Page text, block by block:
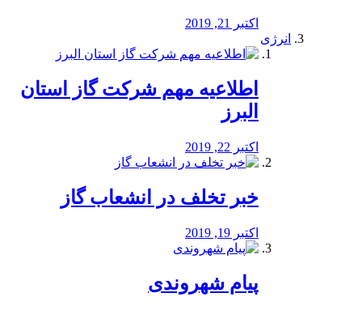
اکتبر 21, 2019
انرژی
️اطلاعیه مهم شرکت گاز استان
البرز
اکتبر 22, 2019
خبر تخلف در انشعاب گاز
اکتبر 19, 2019
پیام شهروندی